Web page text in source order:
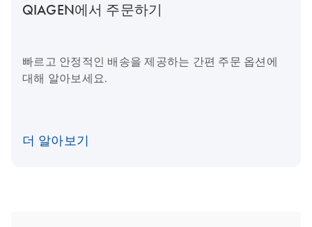
QIAGEN에서 주문하기
빠르고 안정적인 배송을 제공하는 간편 주문 옵션에
대해 알아보세요.
더 알아보기